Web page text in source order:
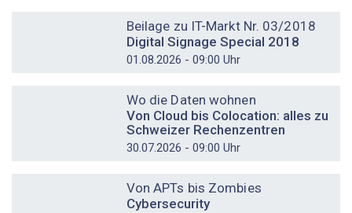
Beilage zu IT-Markt Nr. 03/2018
Digital Signage Special 2018
01.08.2026 - 09:00 Uhr
Wo die Daten wohnen
Von Cloud bis Colocation: alles zu
Schweizer Rechenzentren
30.07.2026 - 09:00 Uhr
Von APTs bis Zombies
Cybersecurity